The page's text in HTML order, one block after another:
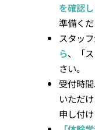
を確認
準備くだ
スタッ
ら、「
さい。
受付時
いただ
申し付け